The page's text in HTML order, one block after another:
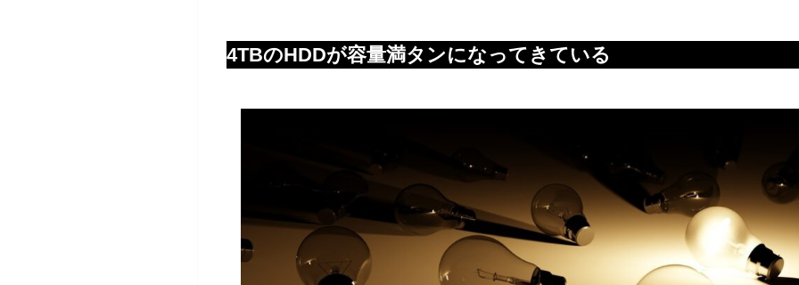
4TBのHDDが容量満タンになってきている